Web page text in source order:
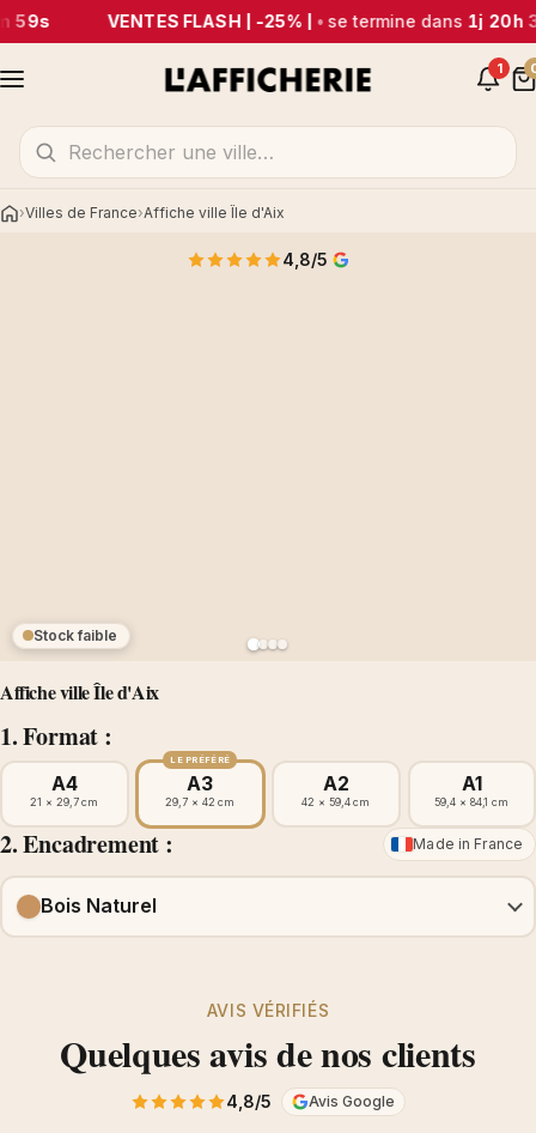
59s VENTES FLASH | -25% | •se termine dans1j 20h
1
AccueilVilles de France Affiche ville Île d'Aix
Affiche ville Île d'Aix
1. Format :
Stock faible
4,8/5
A4
21 × 29,7 cm
LE PRÉFÉRÉ
A3
29,7 × 42 cm
A2
42 × 59,4 cm
A1
59,4 × 84,1 cm
2. Encadrement : Made in France
Bois Naturel
AVIS VÉRIFIÉS
Quelques avis de nos clients
4,8/5 Avis Google